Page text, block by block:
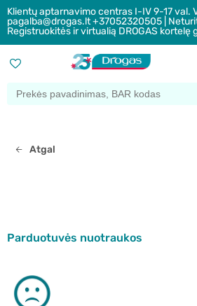
Klientų aptarnavimo centras I-IV 9-17 val.
pagalba@drogas.lt +37052320505 |
Registruokitės ir virtualią DROGAS kortelę
Atgal
Parduotuvės nuotraukos